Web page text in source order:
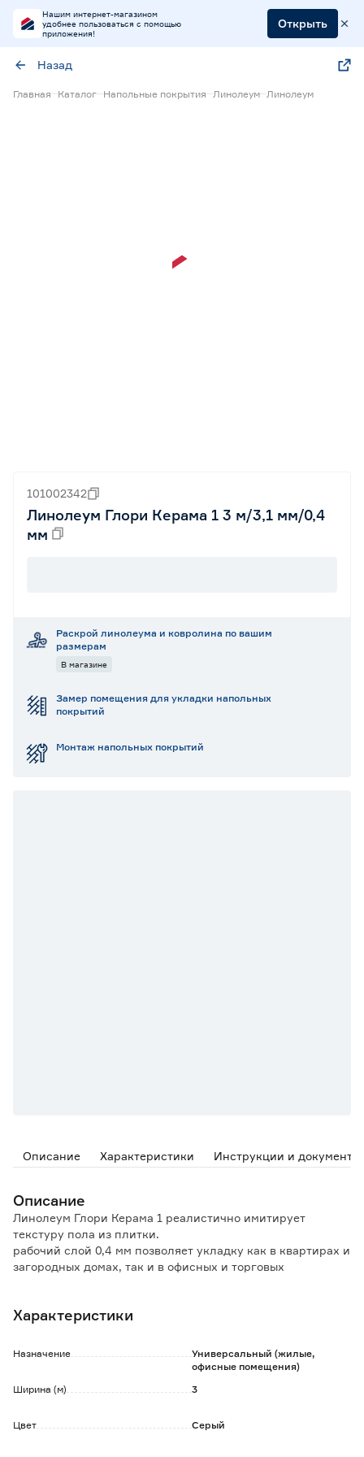
Нашим интернет-магазином
удобнее пользоваться с помощью
приложения!
Открыть
Назад
Главная Каталог Напольные покрытия Линолеум Линолеум
101002342
Линолеум Глори Керама 1 3 м/3,1 мм/0,4
мм
Раскрой линолеума и ковролина по вашим
размерам
В магазине
Замер помещения для укладки напольных
покрытий
Монтаж напольных покрытий
Описание Характеристики Инструкции и документы
Описание
Линолеум Глори Керама 1 реалистично имитирует
текстуру пола из плитки.
рабочий слой 0,4 мм позволяет укладку как в квартирах и
загородных домах, так и в офисных и торговых
высоким уровнем прочности, хорошо переносит низкие
Дополнительный слой защитного полиуретанового лака
препятствует впитыванию загрязнений и облегчает
Данный линолеум имеет класс износостойкости 23/32,
интенсивной нагрузкой (прихожие, коридоры, кухни), так
Характеристики
Назначение
Универсальный (жилые,
офисные помещения)
Ширина (м)
3
Цвет Серый